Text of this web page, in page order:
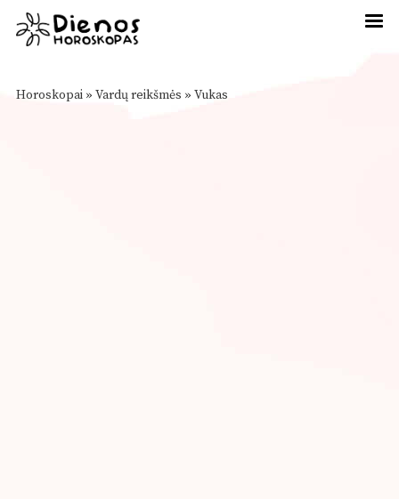
Horoskopai » Vardų reikšmės » Vukas